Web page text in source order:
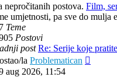
Film,
umjetnosti, pa sve do mulja
Teme
Postovi
post Re: Serije koje pratite
la Problematican
aug 2026, 11:54